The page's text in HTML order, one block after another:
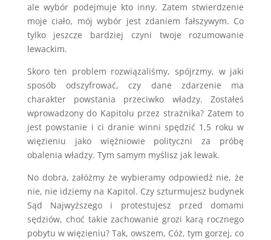
ale wybór podejmuje kto inny. Zatem stwierdzenie
moje ciało, mój wybór jest zdaniem fałszywym. Co
tylko jeszcze bardziej czyni twoje rozumowanie
lewackim.
Skoro ten problem rozwiązaliśmy, spójrzmy, w jaki
sposób odszyfrować, czy dane zdarzenie ma
charakter powstania przeciwko władzy. Zostałeś
wprowadzony do Kapitolu przez strażnika? Zatem to
jest powstanie i ci dranie winni spędzić 1,5 roku w
więzieniu jako więźniowie polityczni za próbę
obalenia władzy. Tym samym myślisz jak lewak.
No dobra, załóżmy że wybieramy odpowiedź nie, że
nie, nie idziemy na Kapitol. Czy szturmujesz budynek
Sąd Najwyższego i protestujesz przed domami
sędziów, choć takie zachowanie grozi karą rocznego
pobytu w więzieniu? Tak, owszem, Cóż, tym gorzej, co